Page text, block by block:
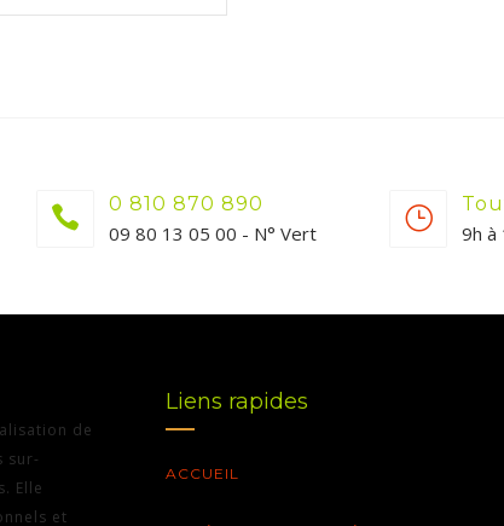
0 810 870 890
09 80 13 05 00 - N° Vert 9h à
de
sur-
Elle
et
Liens rapides
ACCUEIL